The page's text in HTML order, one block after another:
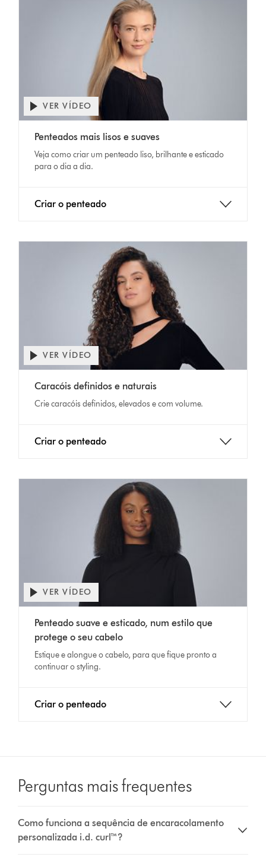
Transcript
Abrir
a
transcrição
do
vídeo
VER VÍDEO
Penteados mais lisos e suaves
Veja como criar um penteado liso, brilhante e esticado
para o dia a dia.
Criar o penteado
Transcript
Abrir
a
transcrição
do
vídeo
VER VÍDEO
Caracóis definidos e naturais
Crie caracóis definidos, elevados e com volume.
Criar o penteado
Transcript
Abrir
a
transcrição
vídeo
VER VÍDEO
Penteado suave e esticado, num estilo que
protege o seu cabelo
Estique e alongue o cabelo, para que fique pronto a
continuar o styling.
Criar o penteado
Perguntas mais frequentes
Como funciona a sequência de encaracolamento
personalizada i.d. curl™?